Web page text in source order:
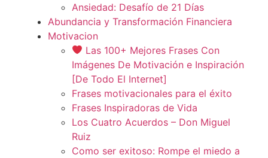
Ansiedad: Desafío de 21 Días
Abundancia y Transformación Financiera
Motivacion
Las 100+ Mejores Frases Con
Imágenes De Motivación e Inspiración
[De Todo El Internet]
Frases motivacionales para el éxito
Frases Inspiradoras de Vida
Los Cuatro Acuerdos – Don Miguel
Ruiz
Como ser exitoso: Rompe el miedo a